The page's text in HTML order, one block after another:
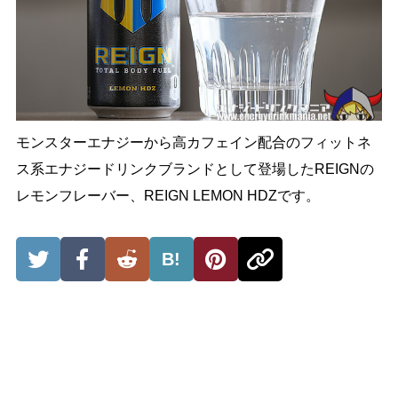
モンスターエナジーから高カフェイン配合のフィットネ
ス系エナジードリンクブランドとして登場したREIGNの
レモンフレーバー、REIGN LEMON HDZです。
B!